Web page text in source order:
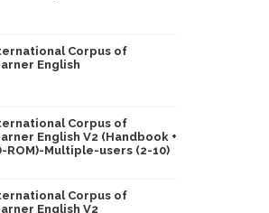
Corpus of
English
Corpus of
English V2 (Handbook +
ROM)-Multiple-users (2-10)
Corpus of
English V2